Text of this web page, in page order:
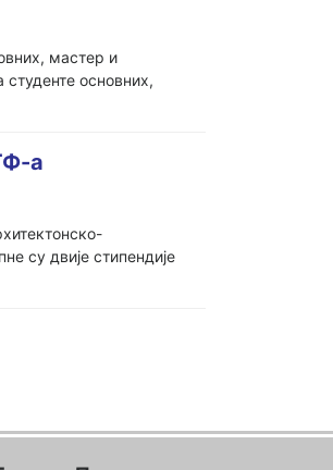
мастер и
студенте основних,
а
су двије стипендије